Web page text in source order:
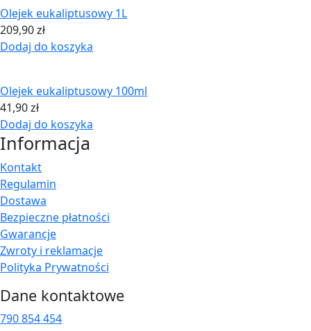
Olejek eukaliptusowy 1L
209,90zł
Dodaj do koszyka
Olejek eukaliptusowy 100ml
41,90zł
Dodaj do koszyka
Informacja
Kontakt
Regulamin
Dostawa
Bezpieczne płatności
Gwarancje
Zwroty i reklamacje
Polityka Prywatności
Dane kontaktowe
790 854 454